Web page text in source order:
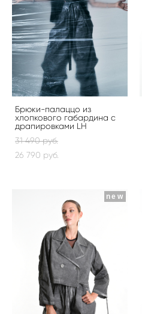
Брюки-палаццо из
хлопкового габардина с
драпировками LH
31 490 pуб.
26 790 pуб.
new